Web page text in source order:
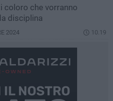
coloro che vorranno
disciplina
2024 10.19